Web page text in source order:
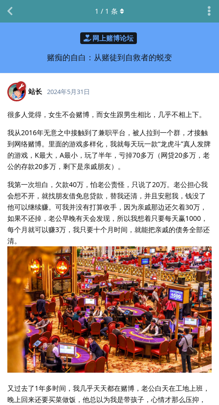
网上赌博论坛
赌痴的自白：从赌徒到自救者的蜕变
1 / 1 条
站长 2024年5月31日
很多人觉得，女生不会赌博，而女生跟男生相比，几乎不相上下。
我从2016年无意之中接触到了兼职平台，被人拉到一个群，才接触
到网络赌博。里面的游戏多样化，我就每天玩一款“龙虎斗”真人发牌
的游戏，K最大，A最小，玩了半年，亏掉70多万（网贷20多万，老
公的存款20多万，剩下是亲戚朋友）。
我第一次坦白，欠款40万，怕老公责怪，只说了20万。老公担心我
会想不开，就找朋友借免息贷款，替我还清，并且安慰我，钱没了
他可以继续赚。可我并没有打算收手，因为亲戚那边还欠着30万，
如果不还掉，老公早晚有天会发现，所以我想着只要每天赢1000，
每个月就可以赚3万，我只要十个月时间，就能把亲戚的债务全部还
清。
又过去了1年多时间，我几乎天天都在赌博，老公白天在工地上班，
晚上回来还要买菜做饭，他总以为我是带孩子，心情才那么压抑，